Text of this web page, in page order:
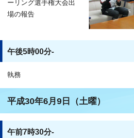
ーリング選手権大会出
場の報告
午後5時00分-
執務
平成30年6月9日（土曜）
午前7時30分-